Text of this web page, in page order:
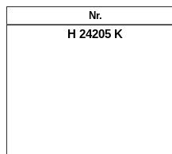
Nr.
H 24205 K